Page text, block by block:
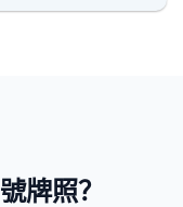
牌照？